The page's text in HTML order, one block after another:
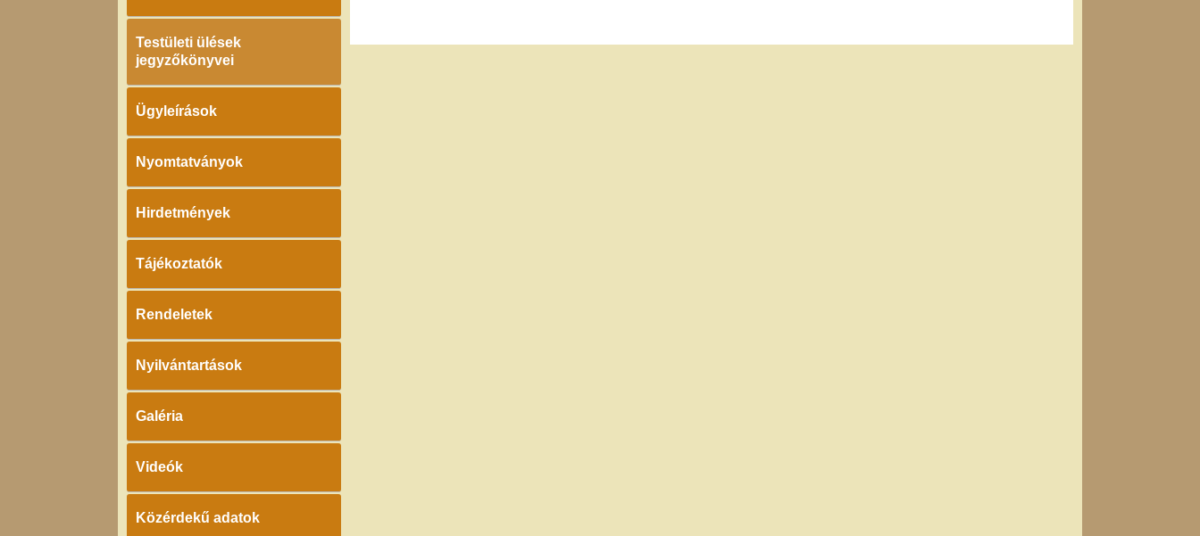
Testületi ülések
jegyzőkönyvei
Ügyleírások
Nyomtatványok
Hirdetmények
Tájékoztatók
Rendeletek
Nyilvántartások
Galéria
Videók
Közérdekű adatok